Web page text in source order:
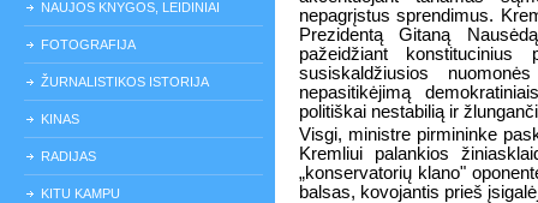
NAUJOS KNYGOS, LEIDINIAI
FOTOGRAFIJA
ŽURNALISTIKOS ISTORIJA
KINAS
RADIJAS
KITU KAMPU
nepagrįstus sprendimus.
Prezidentą Gitaną
pažeidžiant
susiskaldžiusios
nepasitikėjimą
politiškai nestabilią ir
Visgi, ministre pirmininke
Kremliui palankios
„konservatorių klano"
balsas, kovojantis prieš